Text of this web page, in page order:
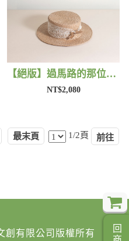
【絕版】過馬路的那位女孩 | 藺子X好煩小姐
NT$2,080
最末頁 1/2頁
創有限公司版權所有